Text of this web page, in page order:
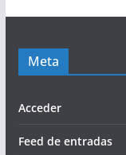
Meta
Acceder
Feed de entradas